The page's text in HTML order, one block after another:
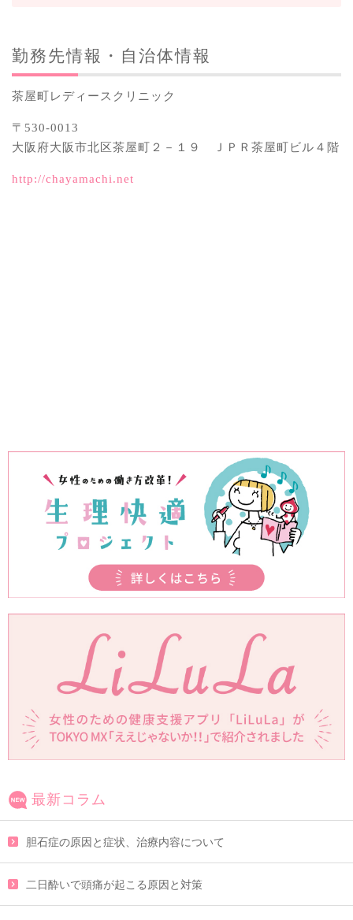
勤務先情報・自治体情報
茶屋町レディースクリニック
〒530-0013
大阪府大阪市北区茶屋町２－１９ ＪＰＲ茶屋町ビル４階
http://chayamachi.net
最新コラム
胆石症の原因と症状、治療内容について
二日酔いで頭痛が起こる原因と対策